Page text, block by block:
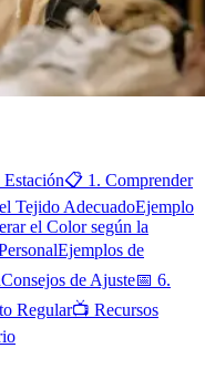
📋 1. Comprender
Tejido AdecuadoEjemplo
el Color según la
Ejemplos de
Consejos de Ajuste📅 6.
Regular📺 Recursos